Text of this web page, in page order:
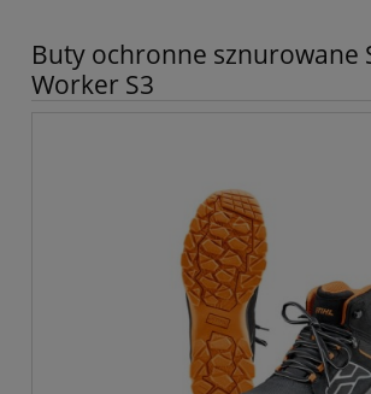
Buty ochronne sznurowane
Worker S3